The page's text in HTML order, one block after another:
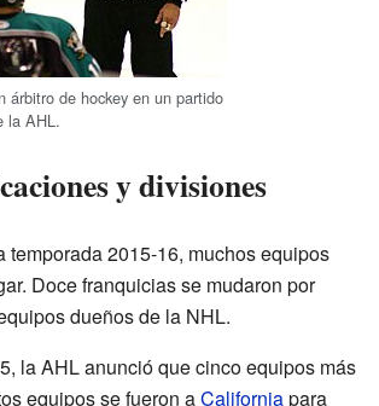
árbitro de hockey en un partido
la AHL.
y divisiones
temporada 2015-16, muchos equipos
Doce franquicias se mudaron por
dueños de la NHL.
la AHL anunció que cinco equipos más
equipos se fueron aCaliforniapara